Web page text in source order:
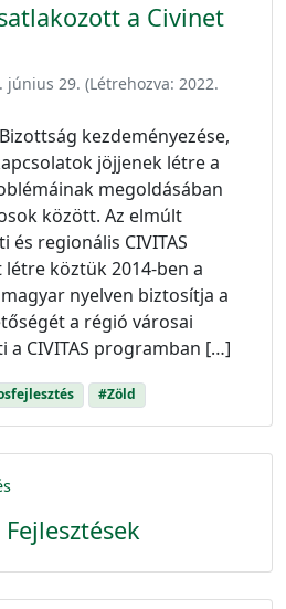
a Civinet
június 29. (Létrehozva: 2022.
kezdeményezése,
jöjjenek létre a
megoldásában
között. Az elmúlt
regionális CIVITAS
létre köztük 2014-ben a
nyelven biztosítja a
a régió városai
a CIVITAS programban […]
#Zöld